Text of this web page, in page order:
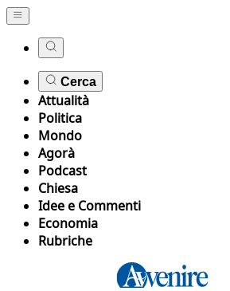
Cerca
Attualità
Politica
Mondo
Agorà
Podcast
Chiesa
Idee e Commenti
Economia
Rubriche